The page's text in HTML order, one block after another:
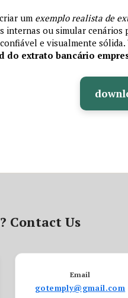
um exemplo realista de
internas ou simular cenários
e visualmente
do extrato bancário
Contact Us
Email
gotemply@gmail.com